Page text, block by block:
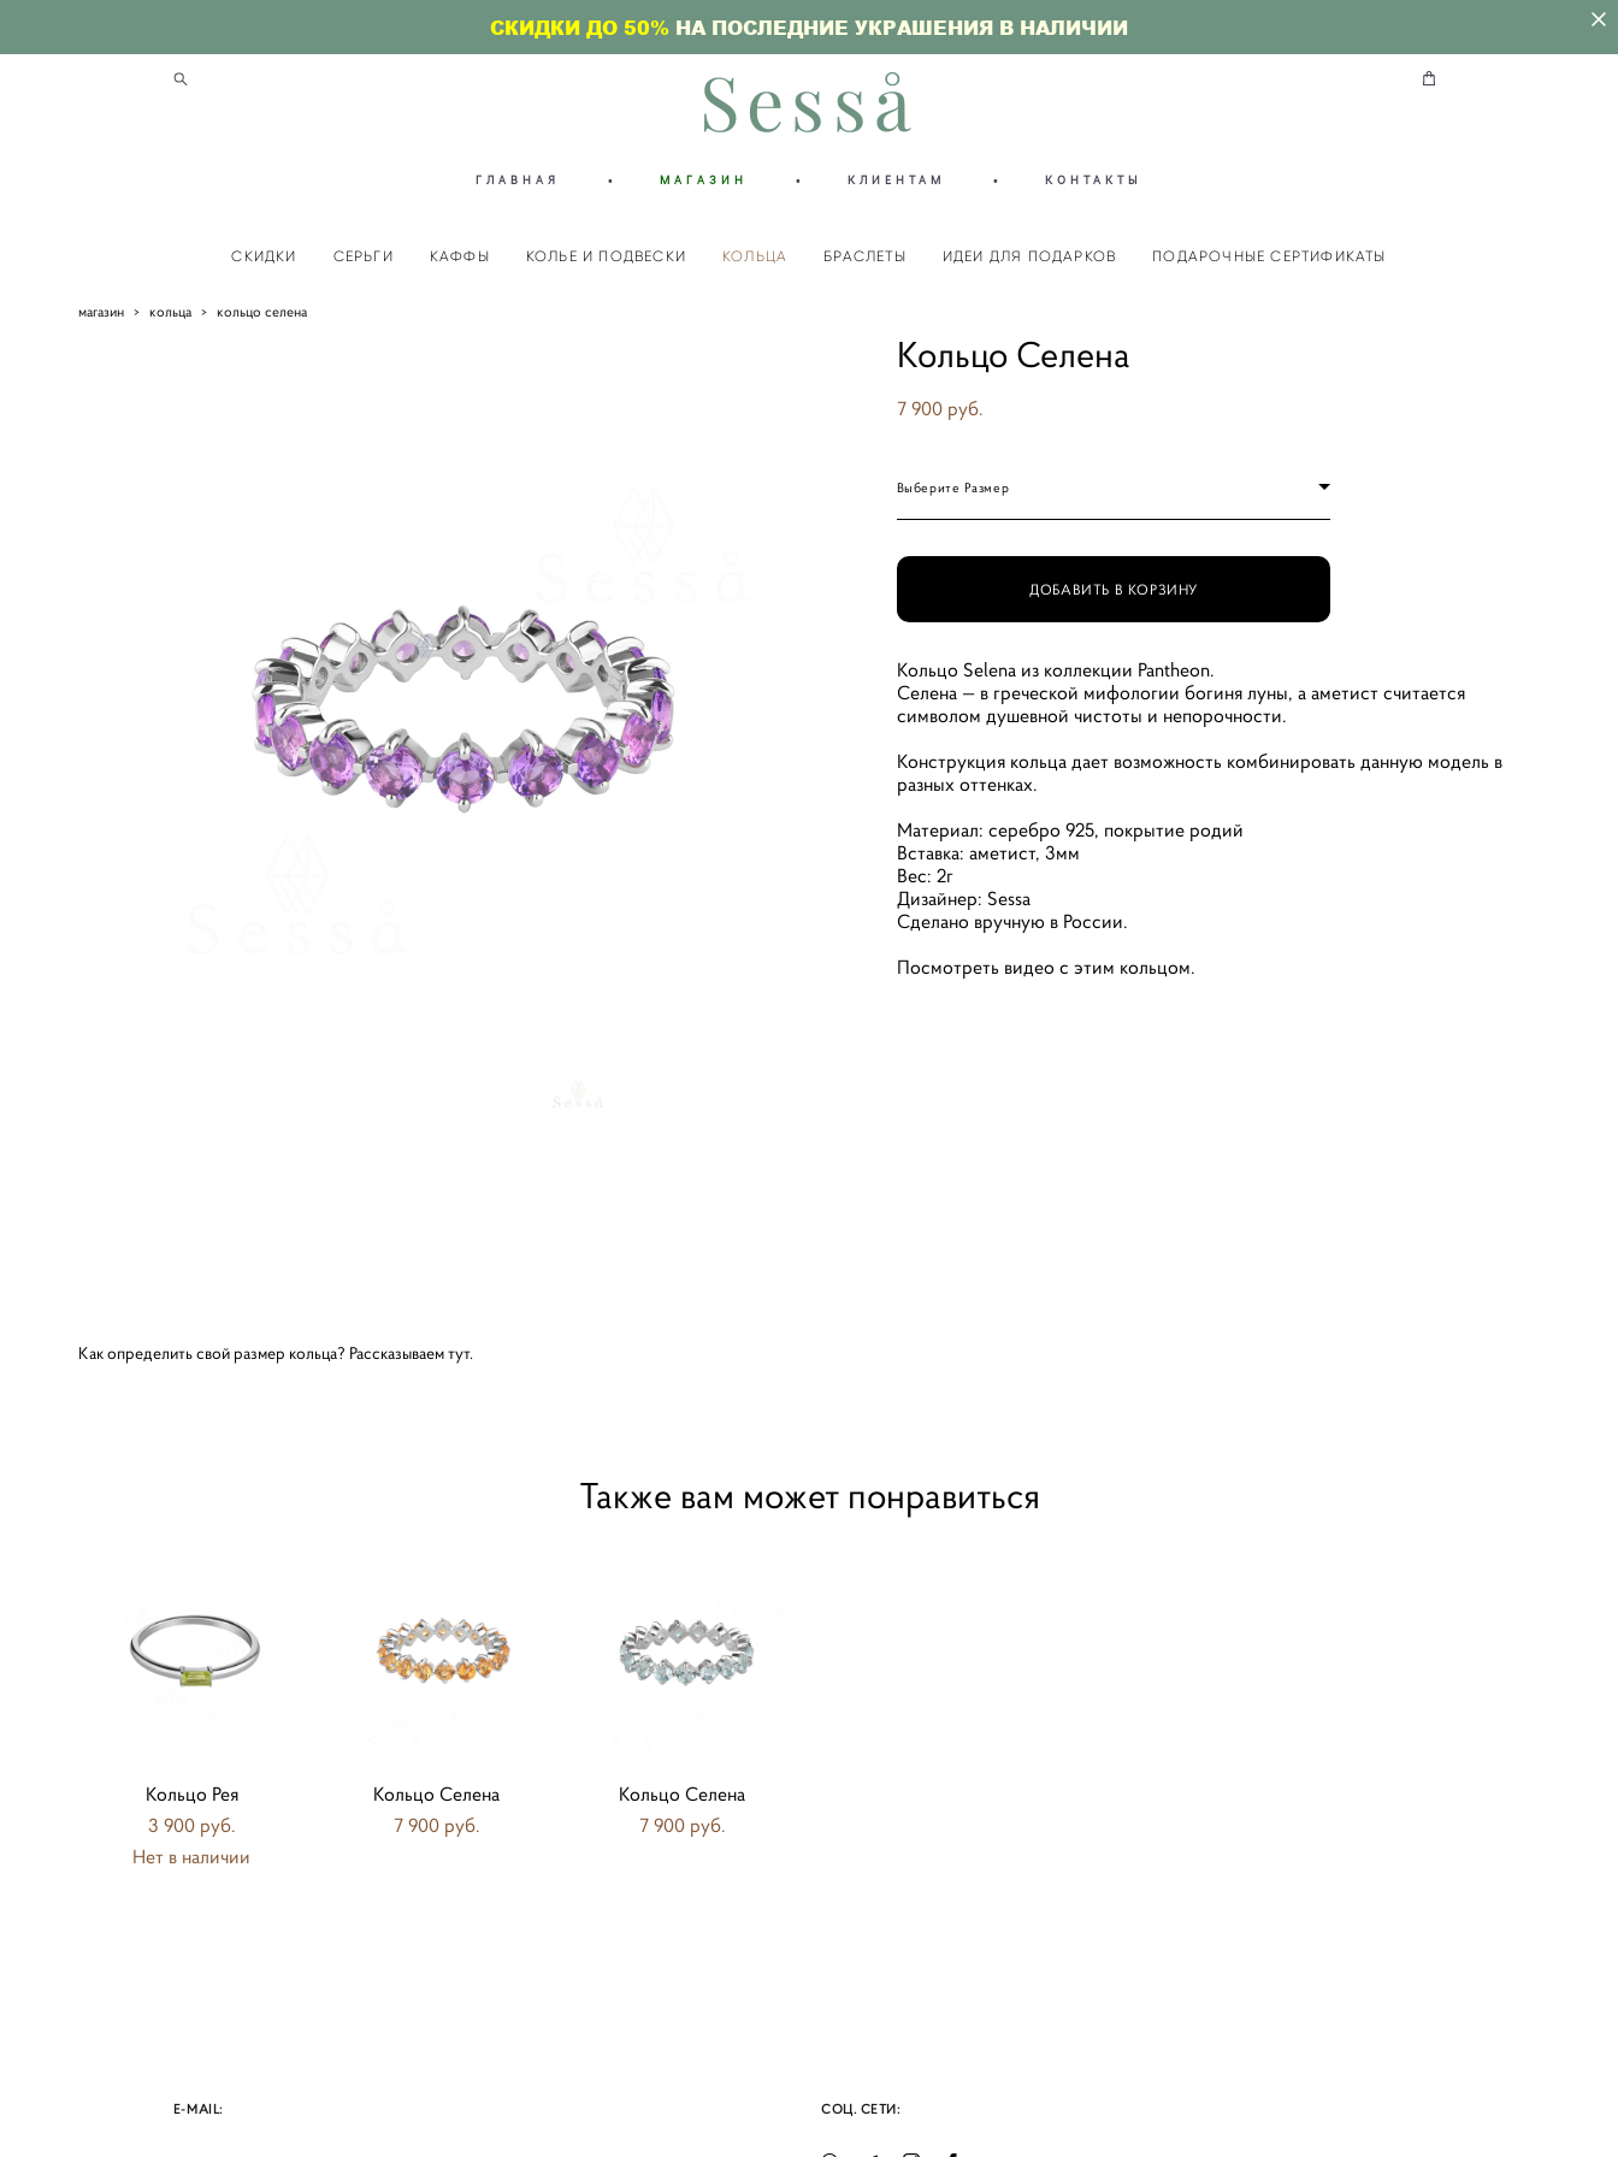
СКИДКИ ДО 50% НА ПОСЛЕДНИЕ УКРАШЕНИЯ В НАЛИЧИИ
Sesså
ГЛАВНАЯ • МАГАЗИН • КЛИЕНТАМ • КОНТАКТЫ
СКИДКИ СЕРЬГИ КАФФЫ КОЛЬЕ И ПОДВЕСКИ КОЛЬЦА БРАСЛЕТЫ ИДЕИ ДЛЯ ПОДАРКОВ ПОДАРОЧНЫЕ СЕРТИФИКАТЫ
магазин > кольца > кольцо селена
Кольцо Селена
7 900 pуб.
Выберите Размер
ДОБАВИТЬ В КОРЗИНУ
Кольцо Selena из коллекции Pantheon.
Селена — в греческой мифологии богиня луны, а аметист считается
символом дyшeвнoй чиcтoты и нeпopoчнocти.
Конструкция кольца дает возможность комбинировать данную модель в
разных оттенках.
Материал: серебро 925, покрытие родий
Вставка: аметист, 3мм
Вес: 2г
Дизайнер: Sessa
Сделано вручную в России.
Посмотреть видео с этим кольцом.
Как определить свой размер кольца? Рассказываемтут.
Также вам может понравиться
Кольцо Рея
3 900 pуб.
Нет в наличии
Кольцо Селена
7 900 pуб.
Кольцо Селена
7 900 pуб.
E-MAIL: СОЦ. СЕТИ: